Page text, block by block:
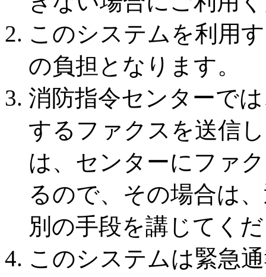
このシステムを利用
の負担となります。
消防指令センターで
するファクスを送信
は、センターにファ
るので、その場合は
別の手段を講じてく
このシステムは緊急